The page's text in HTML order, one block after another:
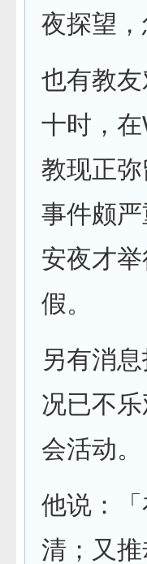
夜探望
也有教
十时，
教现正
事件颇
安夜才
假。
另有消
况已不
会活动。
他说：
清；又